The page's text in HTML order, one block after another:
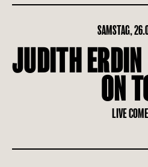
SAMSTAG,
JUDITH
ON
LIVE